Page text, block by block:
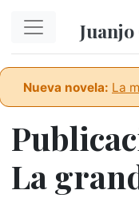
Nueva novela: La
La